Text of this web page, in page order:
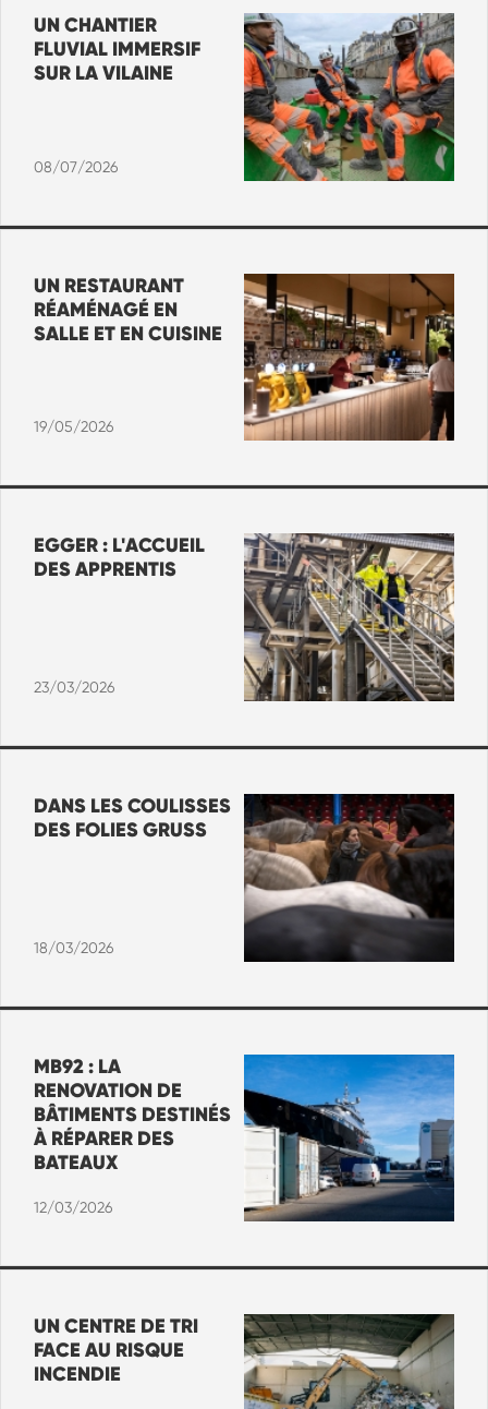
UN CHANTIER
FLUVIAL IMMERSIF
SUR LA VILAINE
08/07/2026
UN RESTAURANT
RÉAMÉNAGÉ EN
SALLE ET EN CUISINE
19/05/2026
EGGER : L'ACCUEIL
DES APPRENTIS
23/03/2026
DANS LES COULISSES
DES FOLIES GRUSS
18/03/2026
MB92 : LA
RENOVATION DE
BÂTIMENTS DESTINÉS
À RÉPARER DES
BATEAUX
12/03/2026
UN CENTRE DE TRI
FACE AU RISQUE
INCENDIE